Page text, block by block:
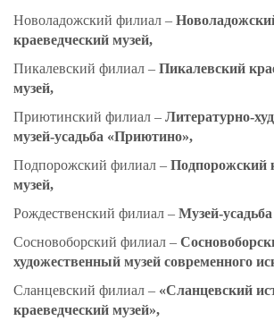
Новоладожский филиал –
краеведческий музей,
Пикалевский филиал – Пикалевский
музей,
Приютинский филиал – Литературно-
музей-усадьба «Приютино»,
Подпорожский филиал – Подпорожский
музей,
Рождественский филиал – Музей-
Сосновоборский филиал –
художественный музей современного
Сланцевский филиал – «Сланцевский
краеведческий музей»,